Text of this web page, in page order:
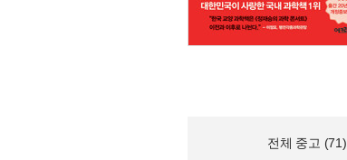
전체 중고 (71)